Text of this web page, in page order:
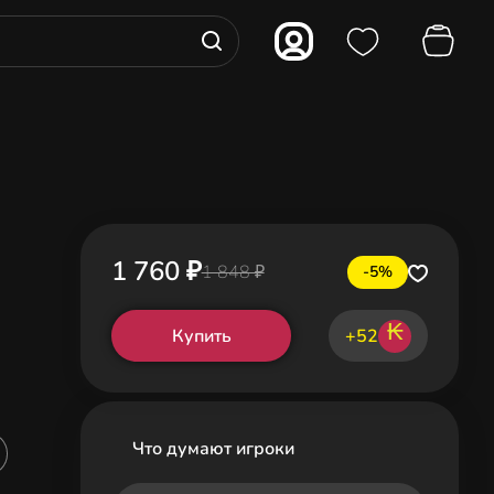
1 760 ₽1 848 ₽ -5%
Купить +52 ₭
Что думают игроки